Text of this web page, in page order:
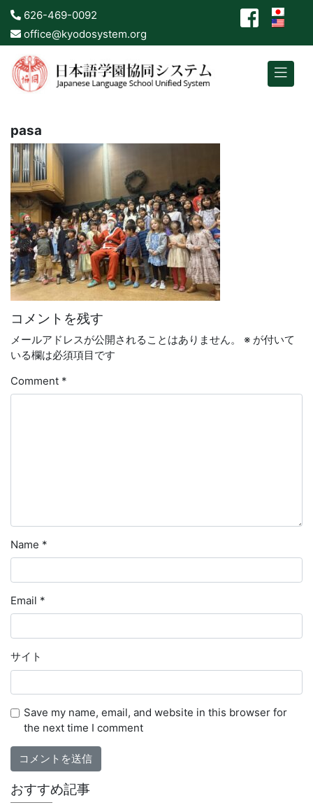
626-469-0092
office@kyodosystem.org
pasa
コメントを残す
メールアドレスが公開されることはありません。 ※ が付いて
いる欄は必須項目です
Comment *
Name *
Email *
サイト
Save my name, email, and website in this browser for
the next time I comment
おすすめ記事